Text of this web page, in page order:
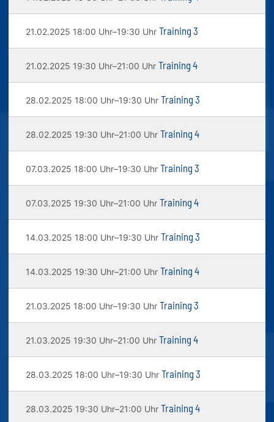
21.02.2025 18:00 Uhr–19:30 Uhr Training 3
21.02.2025 19:30 Uhr–21:00 Uhr Training 4
28.02.2025 18:00 Uhr–19:30 Uhr Training 3
28.02.2025 19:30 Uhr–21:00 Uhr Training 4
07.03.2025 18:00 Uhr–19:30 Uhr Training 3
07.03.2025 19:30 Uhr–21:00 Uhr Training 4
14.03.2025 18:00 Uhr–19:30 Uhr Training 3
14.03.2025 19:30 Uhr–21:00 Uhr Training 4
21.03.2025 18:00 Uhr–19:30 Uhr Training 3
21.03.2025 19:30 Uhr–21:00 Uhr Training 4
28.03.2025 18:00 Uhr–19:30 Uhr Training 3
28.03.2025 19:30 Uhr–21:00 Uhr Training 4